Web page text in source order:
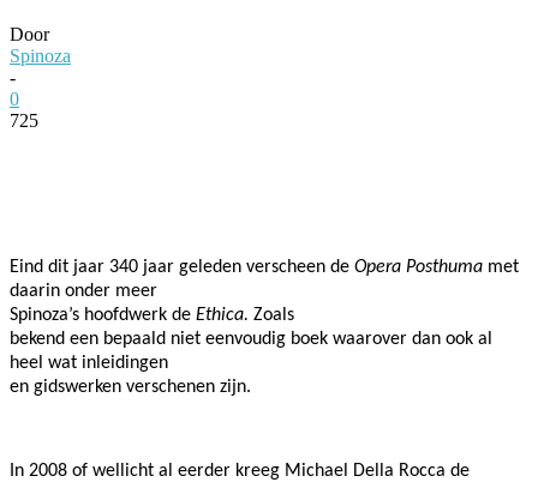
Door
Spinoza
-
0
725
Eind dit jaar 340 jaar geleden verscheen de Opera Posthuma met
daarin onder meer
Spinoza’s hoofdwerk de Ethica. Zoals
bekend een bepaald niet eenvoudig boek waarover dan ook al
heel wat inleidingen
en gidswerken verschenen zijn.
In 2008 of wellicht al eerder kreeg Michael Della Rocca de